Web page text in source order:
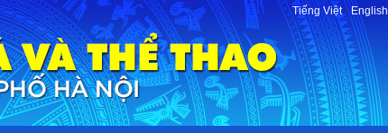
Tiếng Việt-English